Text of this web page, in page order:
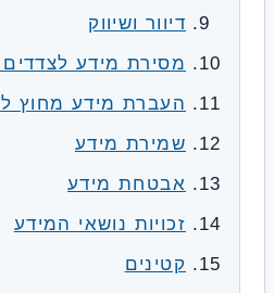
דיוור ושיווק
מסירת מידע לצדדים שלישיים
העברת מידע מחוץ לישראל
שמירת מידע
אבטחת מידע
זכויות נושאי המידע
קטינים